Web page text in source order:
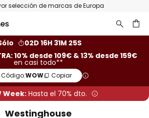
gratis en un plazo de 50 días
02D 16H 31M 24S
10% desde 109€ & 13% desde 159€
en casi todo**
Código:WOW Copiar
Week: Hasta el 70% dto.
Westinghouse